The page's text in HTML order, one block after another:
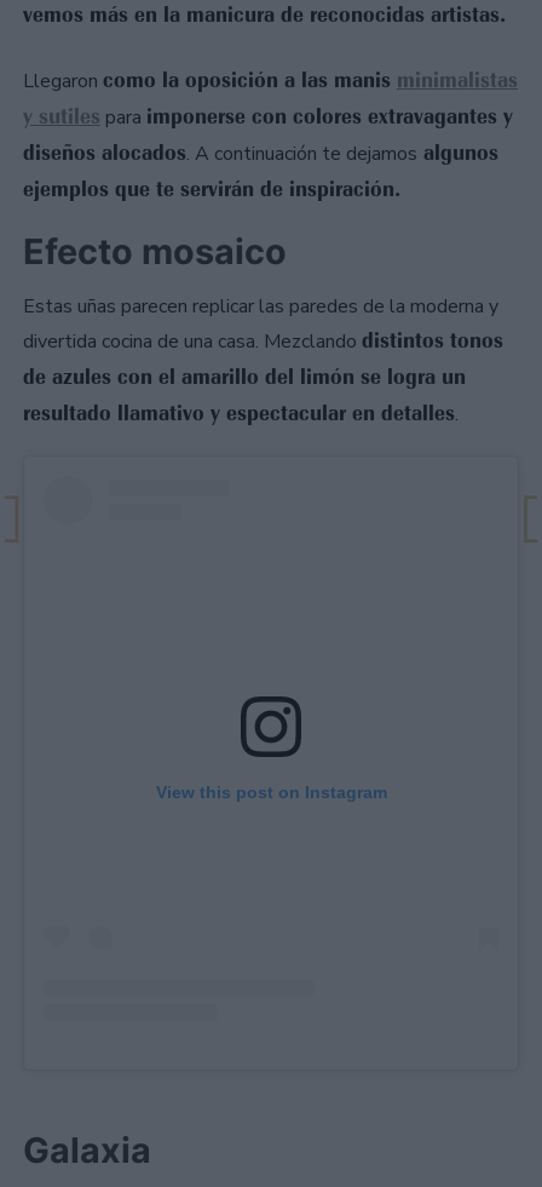
vemos más en la manicura de reconocidas artistas.
Llegaron como la oposición a las manis minimalistas
y sutiles para imponerse con colores extravagantes y
diseños alocados. A continuación te dejamos algunos
ejemplos que te servirán de inspiración.
Efecto mosaico
Estas uñas parecen replicar las paredes de la moderna y
divertida cocina de una casa. Mezclando distintos tonos
de azules con el amarillo del limón se logra un
resultado llamativo y espectacular en detalles.
View this post on Instagram
Galaxia